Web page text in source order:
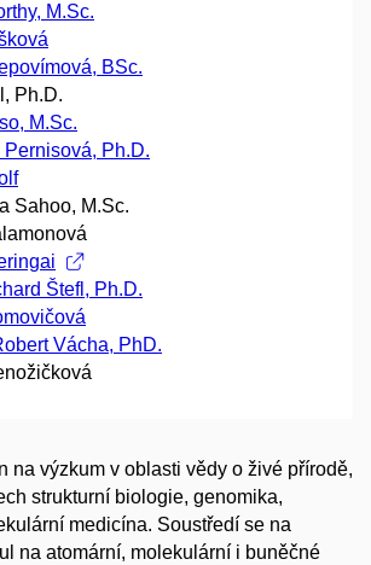
M.Sc.
BSc.
Ph.D.
M.Sc.
Pernisová, Ph.D.
Sahoo, M.Sc.
Štefl, Ph.D.
Vácha, PhD.
na výzkum v oblasti vědy o živé přírodě,
strukturní biologie, genomika,
medicína. Soustředí se na
na atomární, molekulární i buněčné